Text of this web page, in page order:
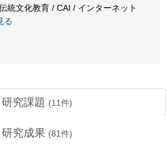
統文化教育 / CAI / インターネット
る
研究課題 (11件)
研究成果 (81件)